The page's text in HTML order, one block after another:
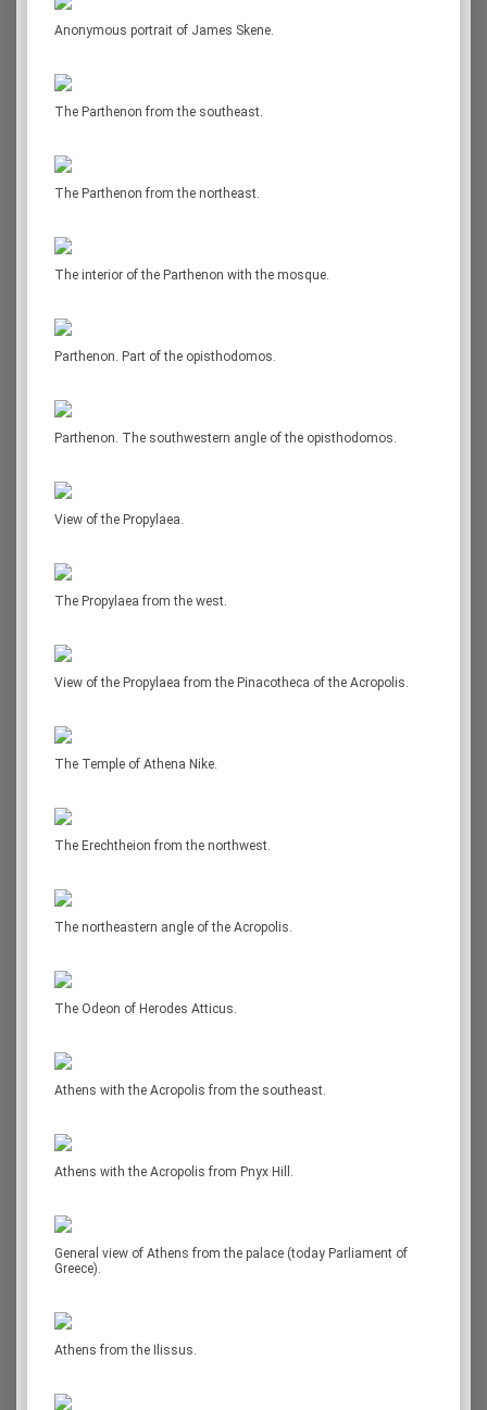
Anonymous portrait of James Skene.
The Parthenon from the southeast.
The Parthenon from the northeast.
The interior of the Parthenon with the mosque.
Parthenon. Part of the opisthodomos.
Parthenon. The southwestern angle of the opisthodomos.
View of the Propylaea.
The Propylaea from the west.
View of the Propylaea from the Pinacotheca of the Acropolis.
The Temple of Athena Nike.
The Erechtheion from the northwest.
The northeastern angle of the Acropolis.
The Odeon of Herodes Atticus.
Athens with the Acropolis from the southeast.
Athens with the Acropolis from Pnyx Hill.
General view of Athens from the palace (today Parliament of
Greece).
Athens from the Ilissus.